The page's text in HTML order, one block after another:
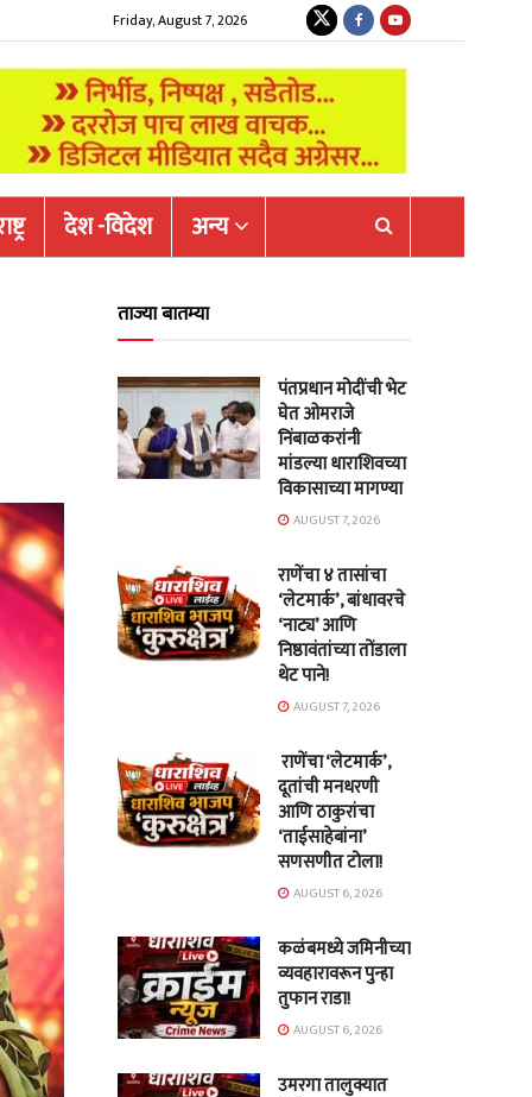
Friday, August 7, 2026
देश -विदेश अन्य
ताज्या बातम्या
पंतप्रधान मोदींची भेट
घेत ओमराजे
निंबाळकरांनी
मांडल्या धाराशिवच्या
विकासाच्या मागण्या
AUGUST 7, 2026
राणेंचा ४ तासांचा
‘लेटमार्क’, बांधावरचे
‘नाट्य’ आणि
निष्ठावंतांच्या तोंडाला
थेट पाने!
AUGUST 7, 2026
राणेंचा ‘लेटमार्क’,
दूतांची मनधरणी
आणि ठाकुरांचा
‘ताईसाहेबांना’
सणसणीत टोला!
AUGUST 6, 2026
कळंबमध्ये जमिनीच्या
व्यवहारावरून पुन्हा
तुफान राडा!
AUGUST 6, 2026
उमरगा तालुक्यात